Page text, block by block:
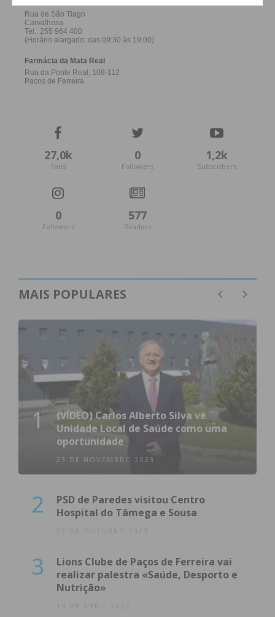
27,0k
Fans
0
Followers
1,2k
Subscribers
0
Followers
577
Readers
MAIS POPULARES
1
(VÍDEO) Carlos Alberto Silva vê
Unidade Local de Saúde como uma
oportunidade
23 DE NOVEMBRO 2023
2
PSD de Paredes visitou Centro
Hospital do Tâmega e Sousa
23 DE OUTUBRO 2023
3
Lions Clube de Paços de Ferreira vai
realizar palestra «Saúde, Desporto e
Nutrição»
14 DE ABRIL 2022